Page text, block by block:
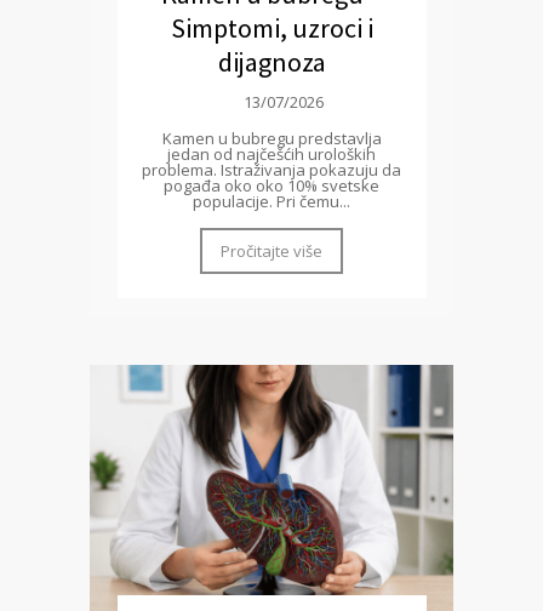
Simptomi, uzroci i
dijagnoza
13/07/2026
Kamen u bubregu predstavlja
jedan od najčešćih uroloških
problema. Istraživanja pokazuju da
pogađa oko oko 10% svetske
populacije. Pri čemu...
Pročitajte više